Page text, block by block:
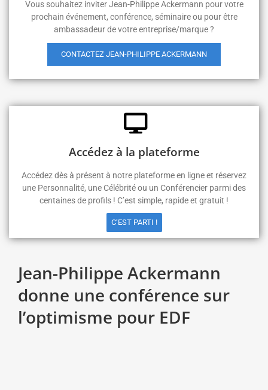
Jean-Philippe Ackermann
donne une conférence sur
l’optimisme pour EDF
Vous souhaitez inviter Jean-Philippe Ackermann pour votre
prochain événement, conférence, séminaire ou pour être
ambassadeur de votre entreprise/marque ?
CONTACTEZ JEAN-PHILIPPE ACKERMANN
Accédez à la plateforme
Accédez dès à présent à notre plateforme en ligne et réservez
une Personnalité, une Célébrité ou un Conférencier parmi des
centaines de profils ! C’est simple, rapide et gratuit !
C’EST PARTI !